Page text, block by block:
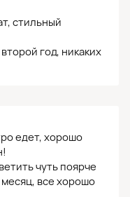
стильный
год, никаких
едет, хорошо
чуть поярче
все хорошо